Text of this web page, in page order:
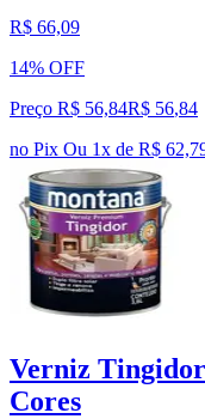
R$ 66,09
14% OFF
Preço R$ 56,84R$ 56,84
no Pix Ou 1x de R$
Verniz
Cores